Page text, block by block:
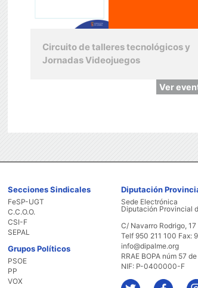
Circuito de talleres tecnológicos y
Jornadas Videojuegos
Ver
Secciones Sindicales
FeSP-UGT
C.C.O.O.
CSI-F
SEPAL
Grupos Políticos
PSOE
PP
VOX
Diputación
Sede Electrónica
Diputación Provincial
C/ Navarro Rodrigo,
Telf 950 211 100 Fax:
info@dipalme.org
RRAE BOPA núm 57
NIF: P-0400000-F